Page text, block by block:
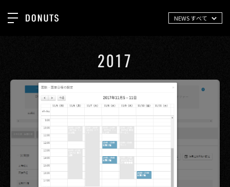
NEWS すべて
お知らせ
ゲーム
ミクチャ
医療(CLIUS)
出版メディア
美少女図鑑
ABOUT
SERVICES
GROUP
RECRUIT
CONTACT
2017